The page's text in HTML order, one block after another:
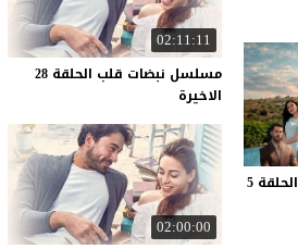
الحلقة 5
02:11:11
مسلسل نبضات قلب الحلقة 28
الاخيرة
02:00:00